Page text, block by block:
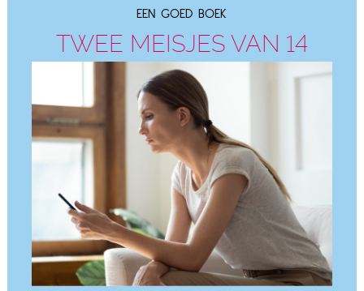
EEN GOED BOEK
TWEE MEISJES VAN 14